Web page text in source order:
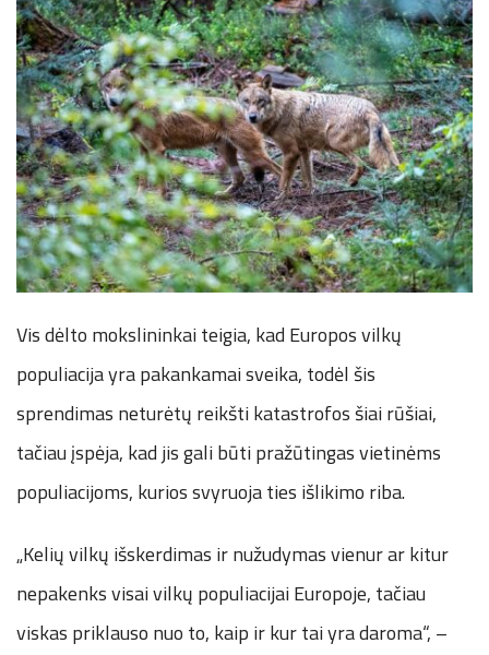
Vis dėlto mokslininkai teigia, kad Europos vilkų
populiacija yra pakankamai sveika, todėl šis
sprendimas neturėtų reikšti katastrofos šiai rūšiai,
tačiau įspėja, kad jis gali būti pražūtingas vietinėms
populiacijoms, kurios svyruoja ties išlikimo riba.
„Kelių vilkų išskerdimas ir nužudymas vienur ar kitur
nepakenks visai vilkų populiacijai Europoje, tačiau
viskas priklauso nuo to, kaip ir kur tai yra daroma“, –